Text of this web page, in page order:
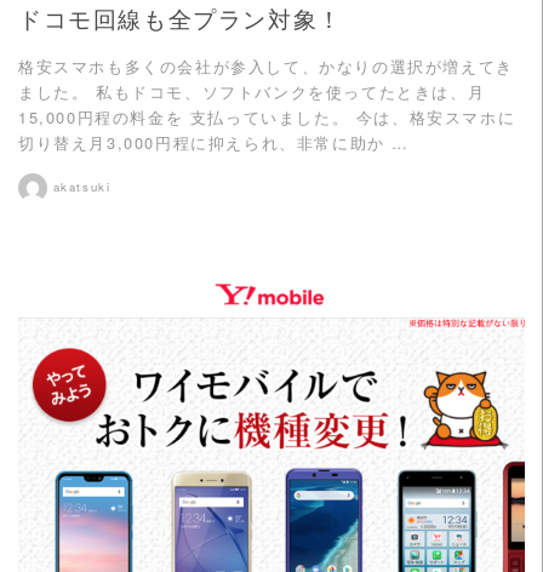
ドコモ回線も全プラン対象！
格安スマホも多くの会社が参入して、かなりの選択が増えてき
ました。 私もドコモ、ソフトバンクを使ってたときは、月
15,000円程の料金を 支払っていました。 今は、格安スマホに
切り替え月3,000円程に抑えられ、非常に助か …
akatsuki
READ MORE